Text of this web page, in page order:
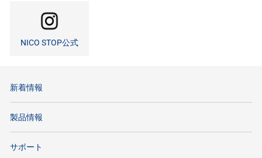
NICO STOP公式
新着情報
製品情報
サポート